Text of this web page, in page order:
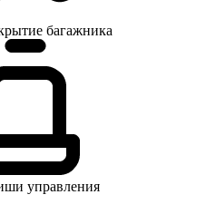
багажника
управления